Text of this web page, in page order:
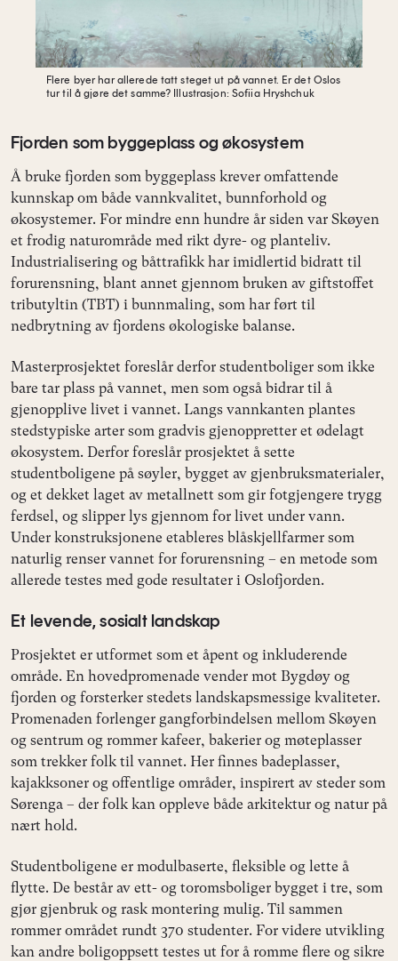
Flere byer har allerede tatt steget ut på vannet. Er det Oslos
tur til å gjøre det samme? Illustrasjon: Sofiia Hryshchuk
Fjorden som byggeplass og økosystem
Å bruke fjorden som byggeplass krever omfattende
kunnskap om både vannkvalitet, bunnforhold og
økosystemer. For mindre enn hundre år siden var Skøyen
et frodig naturområde med rikt dyre- og planteliv.
Industrialisering og båttrafikk har imidlertid bidratt til
forurensning, blant annet gjennom bruken av giftstoffet
tributyltin (TBT) i bunnmaling, som har ført til
nedbrytning av fjordens økologiske balanse.
Masterprosjektet foreslår derfor studentboliger som ikke
bare tar plass på vannet, men som også bidrar til å
gjenopplive livet i vannet. Langs vannkanten plantes
stedstypiske arter som gradvis gjenoppretter et ødelagt
økosystem. Derfor foreslår prosjektet å sette
studentboligene på søyler, bygget av gjenbruksmaterialer,
og et dekket laget av metallnett som gir fotgjengere trygg
ferdsel, og slipper lys gjennom for livet under vann.
Under konstruksjonene etableres blåskjellfarmer som
naturlig renser vannet for forurensning – en metode som
allerede testes med gode resultater i Oslofjorden.
Et levende, sosialt landskap
Prosjektet er utformet som et åpent og inkluderende
område. En hovedpromenade vender mot Bygdøy og
fjorden og forsterker stedets landskapsmessige kvaliteter.
Promenaden forlenger gangforbindelsen mellom Skøyen
og sentrum og rommer kafeer, bakerier og møteplasser
som trekker folk til vannet. Her finnes badeplasser,
kajakksoner og offentlige områder, inspirert av steder som
Sørenga – der folk kan oppleve både arkitektur og natur på
nært hold.
Studentboligene er modulbaserte, fleksible og lette å
flytte. De består av ett- og toromsboliger bygget i tre, som
gjør gjenbruk og rask montering mulig. Til sammen
rommer området rundt 370 studenter. For videre utvikling
kan andre boligoppsett testes ut for å romme flere og sikre